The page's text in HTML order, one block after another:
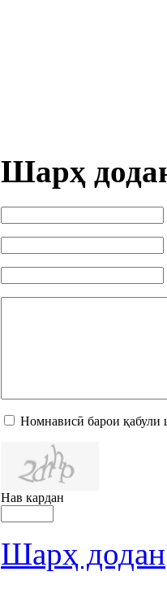
Шарҳ
Номнависӣ барои қабули
Нав кардан
Шарҳ додан